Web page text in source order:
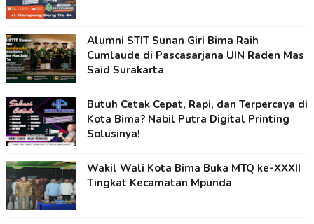
Alumni STIT Sunan Giri Bima Raih
Cumlaude di Pascasarjana UIN Raden Mas
Said Surakarta
Butuh Cetak Cepat, Rapi, dan Terpercaya di
Kota Bima? Nabil Putra Digital Printing
Solusinya!
Wakil Wali Kota Bima Buka MTQ ke-XXXII
Tingkat Kecamatan Mpunda